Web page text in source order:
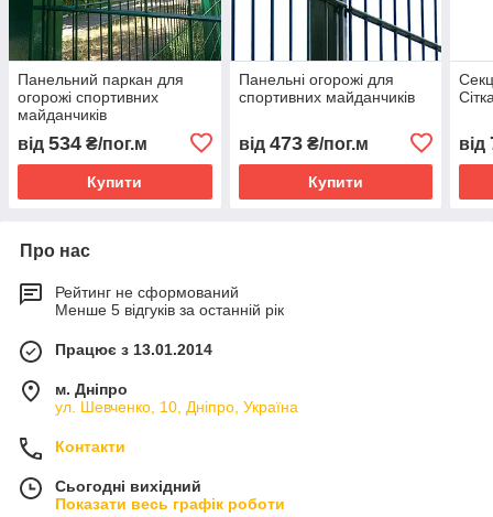
Панельний паркан для
огорожі спортивних
майданчиків
від 534 ₴/пог.м
Купити
Панельні огорожі для
спортивних майданчиків
від 473₴/пог.м
Купити
від
Про нас
Рейтинг не сформований
Менше 5 відгуків за останній рік
Працює з 13.01.2014
м. Дніпро
ул. Шевченко, 10, Дніпро, Україна
Контакти
Сьогодні вихідний
Показати весь графік роботи